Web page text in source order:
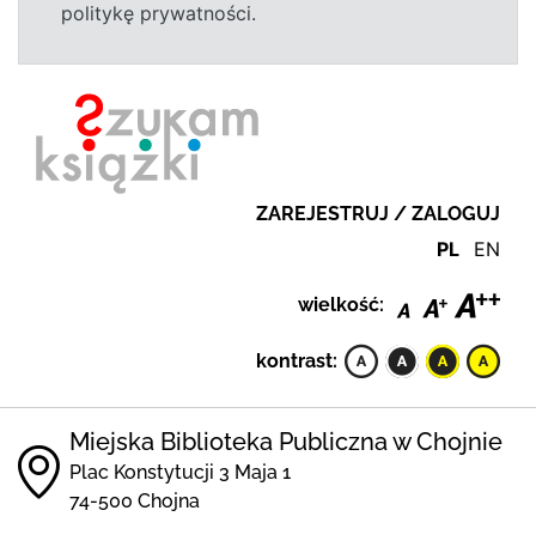
politykę prywatności.
ZAREJESTRUJ / ZALOGUJ
PL EN
wielkość:
kontrast:
Miejska Biblioteka Publiczna w Chojnie
Plac Konstytucji 3 Maja 1
74-500 Chojna